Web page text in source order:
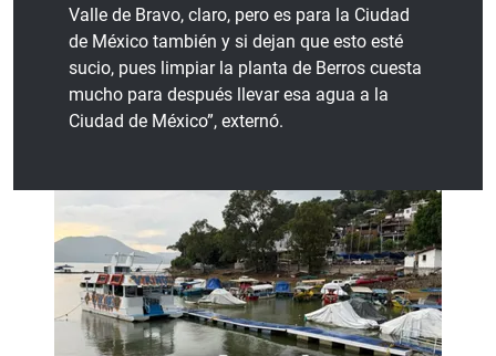
Valle de Bravo, claro, pero es para la Ciudad
de México también y si dejan que esto esté
sucio, pues limpiar la planta de Berros cuesta
mucho para después llevar esa agua a la
Ciudad de México”, externó.